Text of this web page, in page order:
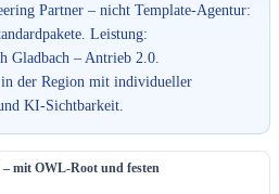
Partner – nicht Template-Agentur:
Leistung:
Gladbach – Antrieb 2.0.
der Region mit individueller
KI-Sichtbarkeit.
mit OWL-Root und festen